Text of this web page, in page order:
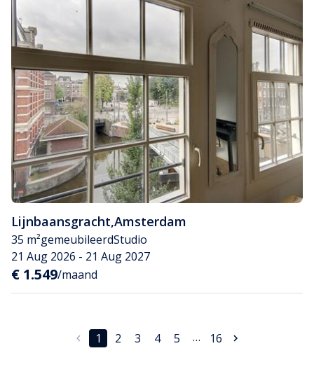
Lijnbaansgracht,Amsterdam
35 m²gemeubileerdStudio
21 Aug 2026 - 21 Aug 2027
€ 1.549/maand
1 2 3 4 5 … 16